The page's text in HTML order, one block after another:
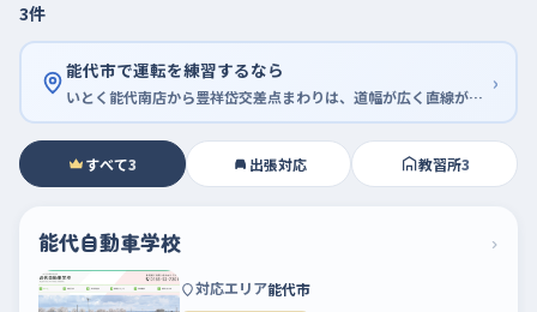
3件
能代市で運転を練習するなら
いとく能代南店から豊祥岱交差点まわりは、道幅が広く直線が続くので最初の一歩に向いている ›
すべて3 出張対応 教習所3
能代自動車学校 ›
対応エリア能代市